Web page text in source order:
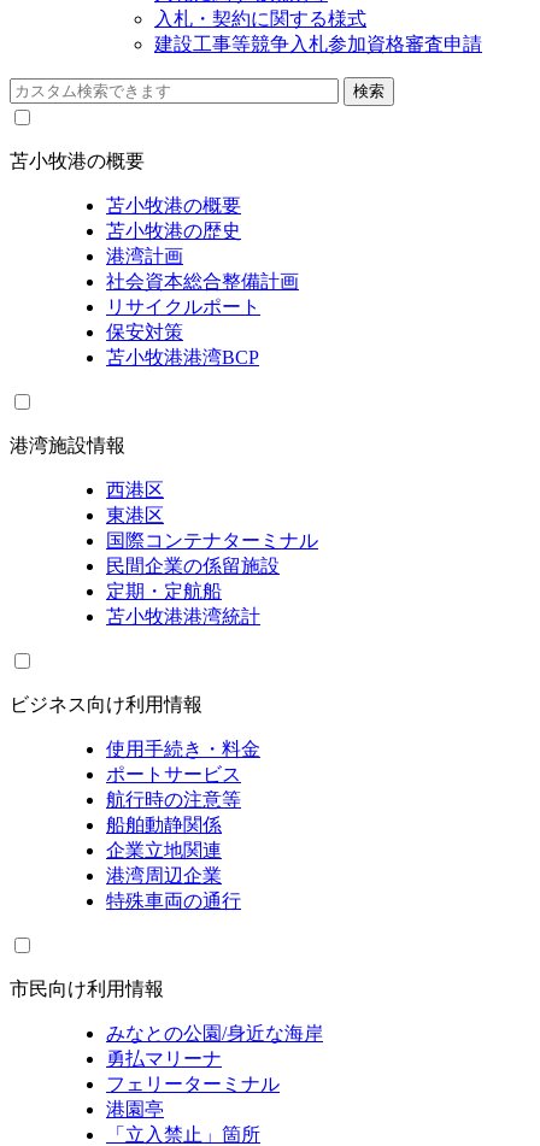
入札・契約に関する様式
建設工事等競争入札参加資格審査申請
苫小牧港の概要
苫小牧港の概要
苫小牧港の歴史
港湾計画
社会資本総合整備計画
リサイクルポート
保安対策
苫小牧港港湾BCP
港湾施設情報
西港区
東港区
国際コンテナターミナル
民間企業の係留施設
定期・定航船
苫小牧港港湾統計
ビジネス向け利用情報
使用手続き・料金
ポートサービス
航行時の注意等
船舶動静関係
企業立地関連
港湾周辺企業
特殊車両の通行
市民向け利用情報
みなとの公園/身近な海岸
勇払マリーナ
フェリーターミナル
港園亭
「立入禁止」箇所